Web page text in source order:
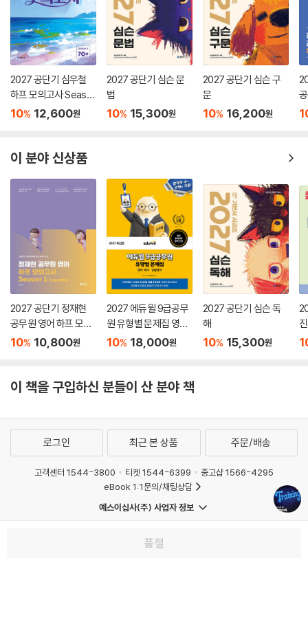
2027 공단기 심우철
하프 모의고사 Seaso
n 1: 70+
10% 12,600원
2027 공단기 심슨 문
법
10% 15,300원
2027 공단기 심슨 구
문
10% 16,200원
이 분야 신상품
2027 공단기 정재현
공무원 영어 하프 모의
고사 Season 1: Esse
10% 10,800원
2027 에듀윌 9급공무
원 유형별 문제집 영어
독해·생활영어
10% 18,000원
2027 공단기 심슨 독
해
10% 15,300원
이 책을 구입하신 분들이 산 분야 책
품절
로그인 최근 본 상품 주문/배송
고객센터 1544-3800 티켓 1544-6399
중고샵 1566-4295
eBook 1:1문의/채팅상담
예스이십사(주) 사업자 정보
회사소개